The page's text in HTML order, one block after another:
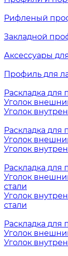
Рифленый
Закладной
Аксессуары
Профиль для
Раскладка для
Уголок
Уголок
Раскладка для
Уголок
Уголок
Раскладка
Уголок
стали
Уголок
стали
Раскладка для
Уголок
Уголок